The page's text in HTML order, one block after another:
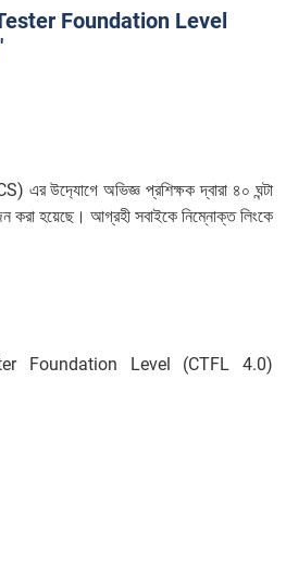
Foundation Level
এর উদ‍্যোগে অভিজ্ঞ প্রশিক্ষক দ্বারা ৪০ ঘন্টা
করা হয়েছে। আগ্রহী সবাইকে নিম্নোক্ত লিংকে
Foundation Level (CTFL 4.0)